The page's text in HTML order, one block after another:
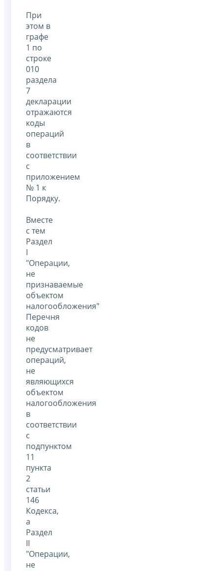
При
этом в
графе
1 по
строке
010
раздела
7
декларации
отражаются
коды
операций
в
соответствии
с
приложением
№ 1 к
Порядку.
Вместе
с тем
Раздел
I
"Операции,
не
признаваемые
объектом
налогообложения"
Перечня
кодов
не
предусматривает
операций,
не
являющихся
объектом
налогообложения
в
соответствии
с
подпунктом
11
пункта
2
статьи
146
Кодекса,
а
Раздел
II
"Операции,
не